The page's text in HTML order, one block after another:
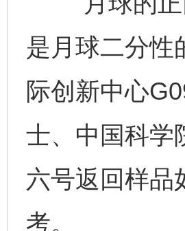
是月球二分性
际创新中心
士、中国科学
六号返回样品
考。